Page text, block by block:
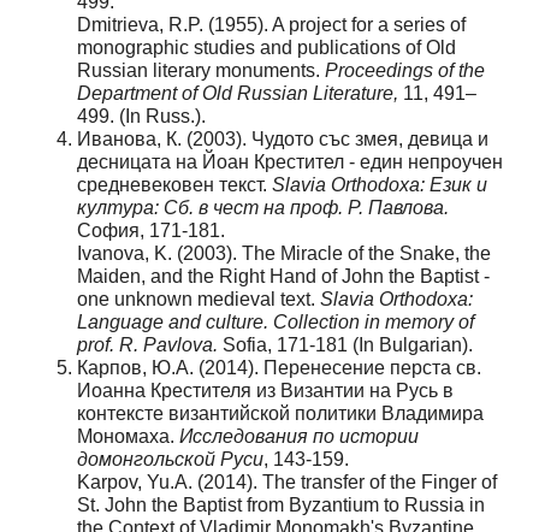
Dmitrieva, R.P. (1955). A project for a series of
monographic studies and publications of Old
Russian literary monuments. Proceedings of the
Department of Old Russian Literature, 11, 491–
499. (In Russ.).
Иванова, К. (2003). Чудото със змея, девица и
десницата на Йоан Крестител - един непроучен
средневековен текст. Slavia Orthodoxa: Език и
култура: Сб. в чест на проф. Р. Павлова.
София, 171-181.
Ivanova, K. (2003). The Miracle of the Snake, the
Maiden, and the Right Hand of John the Baptist -
one unknown medieval text. Slavia Orthodoxa:
Language and culture. Collection in memory of
prof. R. Pavlova. Sofia, 171-181 (In Bulgarian).
Карпов, Ю.А. (2014). Перенесение перста св.
Иоанна Крестителя из Византии на Русь в
контексте византийской политики Владимира
Мономаха. Исследования по истории
домонгольской Руси, 143-159.
Karpov, Yu.A. (2014). The transfer of the Finger of
St. John the Baptist from Byzantium to Russia in
the Context of Vladimir Monomakh's Byzantine